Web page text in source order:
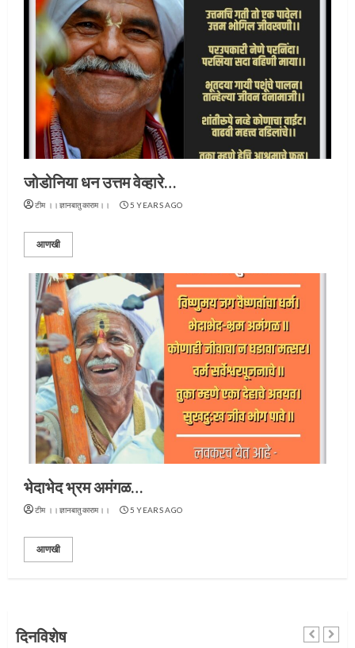
जोडोनिया धन उत्तम वेव्हारे…
टीम ।।ज्ञानबातुकाराम।। 5 YEARS AGO
आणखी
भेदाभेद भ्रम अमंगळ…
टीम ।।ज्ञानबातुकाराम।। 5 YEARS AGO
आणखी
दिनविशेष